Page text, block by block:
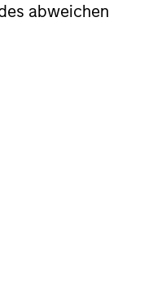
abweichen
as an